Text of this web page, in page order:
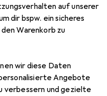
auf unserer
dir bspw. ein sicheres
Warenkorb zu
wir diese Daten
Angebote
verbessern und gezielte